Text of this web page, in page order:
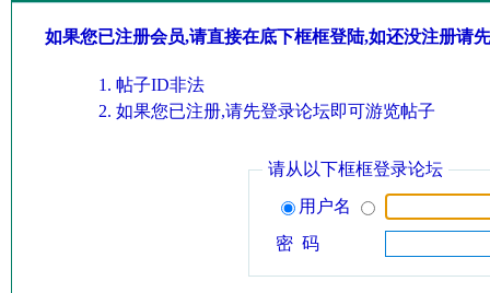
如果您已注册会员,请直接在底下框框登陆,如还没注册请
帖子ID非法
如果您已注册,请先登录论坛即可游览帖子
请从以下框框登录论坛
用户名
密 码